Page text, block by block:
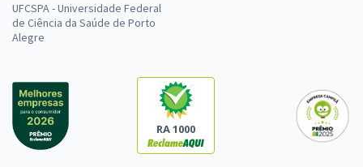
UFCSPA - Universidade Federal
de Ciência da Saúde de Porto
Alegre
RA 1000